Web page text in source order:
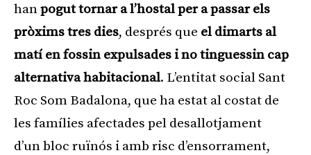
hanpogut tornar a l’hostal per a passar els
pròxims tres dies, després que el dimarts al
matí en fossin expulsades i no tinguessin cap
alternativa habitacional. L’entitat social Sant
Roc Som Badalona, que ha estat al costat de
les famílies afectades pel desallotjament
d’un bloc ruïnós i amb risc d’ensorrament,